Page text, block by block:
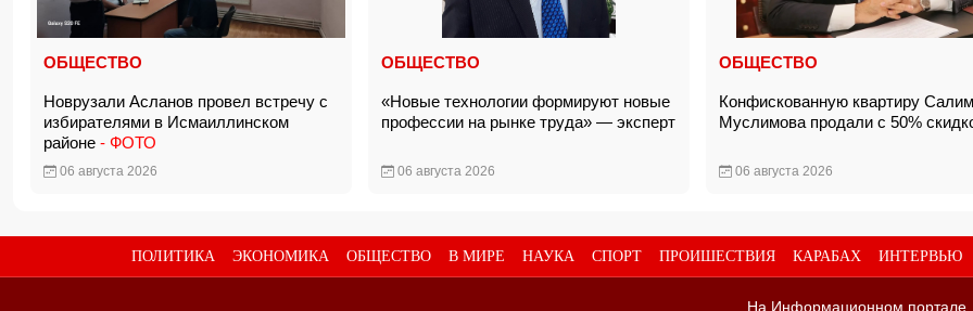
ОБЩЕСТВО
Новрузали Асланов провел встречу с
избирателями в Исмаиллинском
районе - ФОТО
06 августа 2026
ОБЩЕСТВО
«Новые технологии формируют новые
профессии на рынке труда» — эксперт
06 августа 2026
ОБЩЕСТВО
Конфискованную квартиру
Муслимова продали с 50%
06 августа 2026
ПОЛИТИКА ЭКОНОМИКА ОБЩЕСТВО В МИРЕ НАУКА СПОРТ ПРОИШЕСТВИЯ КАРАБАХ ИНТЕРВЬЮ
На Информационном портале